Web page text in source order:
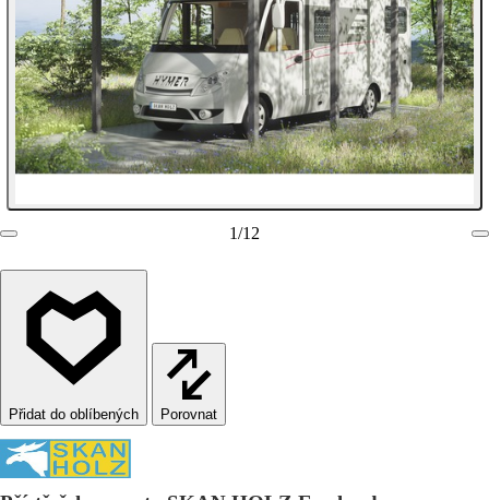
1/12
Porovnat